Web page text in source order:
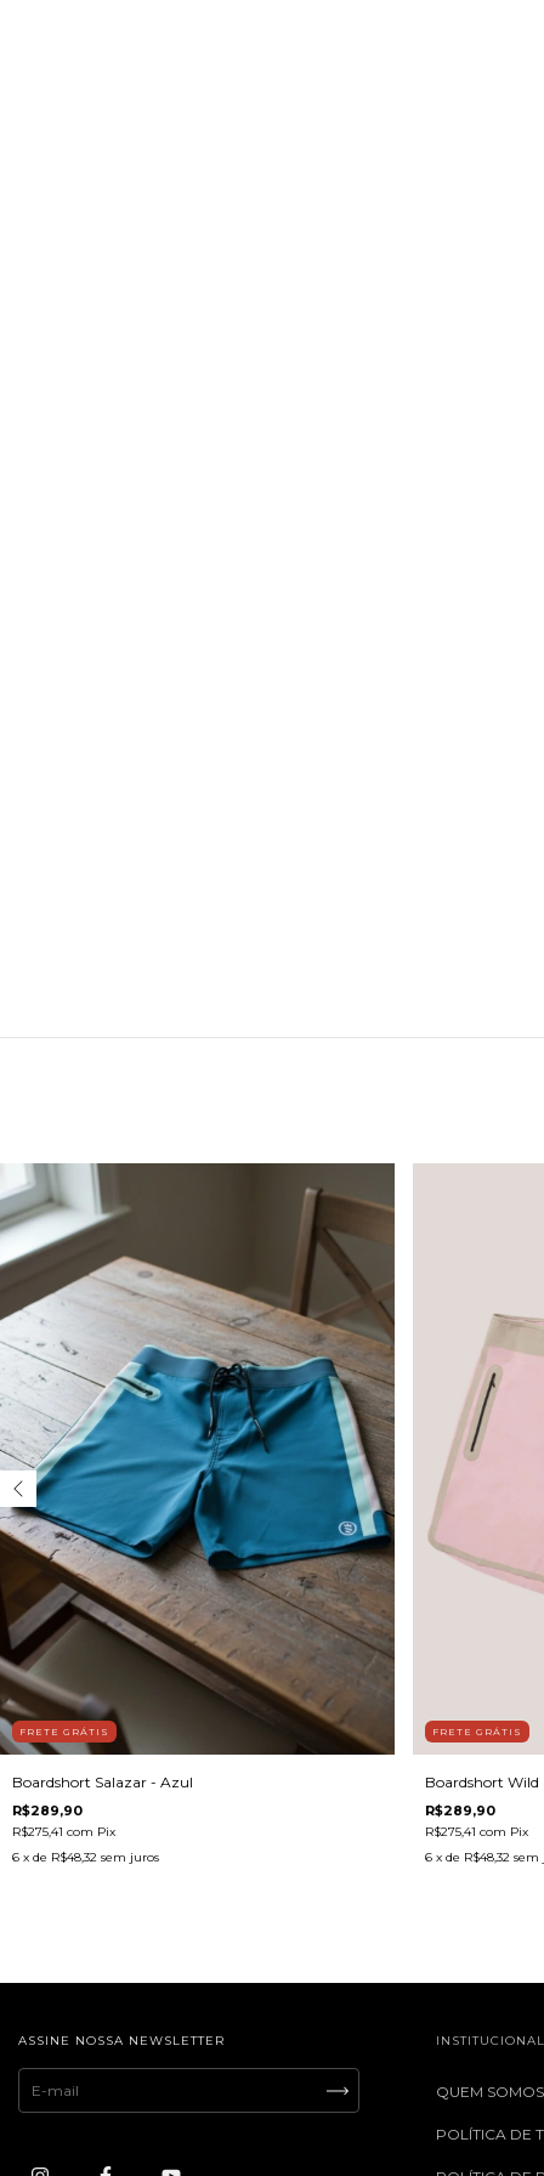
FRETE GRÁTIS
Boardshort Salazar - Azul
R$289,90
R$275,41 com Pix
6 x de R$48,32 sem juros
FRETE GRÁTIS
Boardshort Wild
R$289,90
R$275,41 com Pix
6 x de R$48,32 sem
ASSINE NOSSA NEWSLETTER
QUEM SOMOS
POLÍTICA DE